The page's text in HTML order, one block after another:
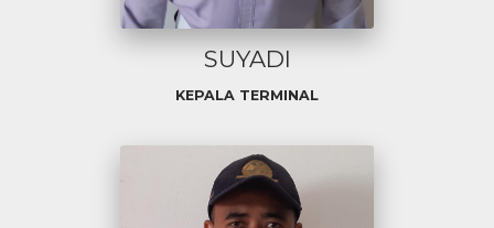
SUYADI
KEPALA TERMINAL